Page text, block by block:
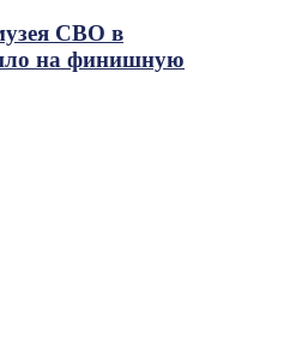
СВО в
на финишную